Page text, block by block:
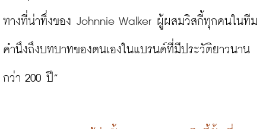
ทางที่น่าทึ่งของ Johnnie Walker ผู้ผสมวิสกี้ทุกคนในทีม
คำนึงถึงบทบาทของตนเองในแบรนด์ที่มีประวัติยาวนาน
กว่า 200 ปี”